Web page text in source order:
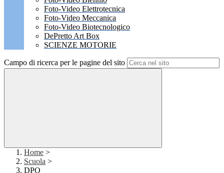
Foto-Video Elettrotecnica
Foto-Video Meccanica
Foto-Video Biotecnologico
DePretto Art Box
SCIENZE MOTORIE
Campo di ricerca per le pagine del sito
Home >
Scuola >
DPO